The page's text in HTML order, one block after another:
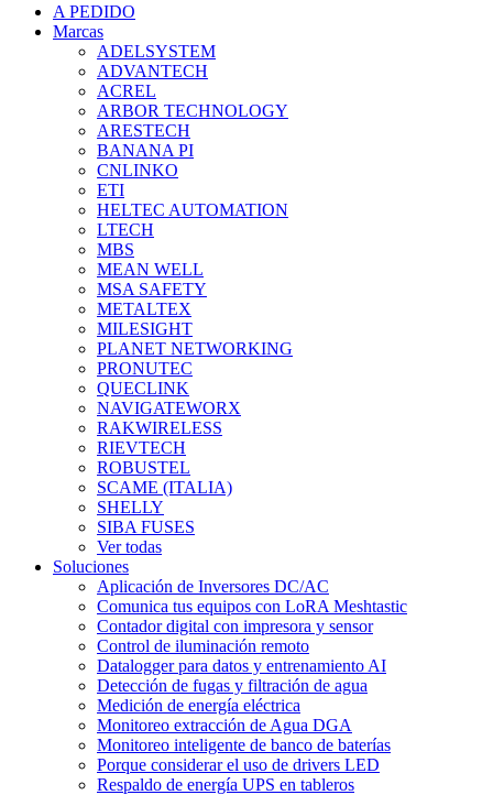
A PEDIDO
Marcas
ADELSYSTEM
ADVANTECH
ACREL
ARBOR TECHNOLOGY
ARESTECH
BANANA PI
CNLINKO
ETI
HELTEC AUTOMATION
LTECH
MBS
MEAN WELL
MSA SAFETY
METALTEX
MILESIGHT
PLANET NETWORKING
PRONUTEC
QUECLINK
NAVIGATEWORX
RAKWIRELESS
RIEVTECH
ROBUSTEL
SCAME (ITALIA)
SHELLY
SIBA FUSES
Ver todas
Soluciones
Aplicación de Inversores DC/AC
Comunica tus equipos con LoRA Meshtastic
Contador digital con impresora y sensor
Control de iluminación remoto
Datalogger para datos y entrenamiento AI
Detección de fugas y filtración de agua
Medición de energía eléctrica
Monitoreo extracción de Agua DGA
Monitoreo inteligente de banco de baterías
Porque considerar el uso de drivers LED
Respaldo de energía UPS en tableros